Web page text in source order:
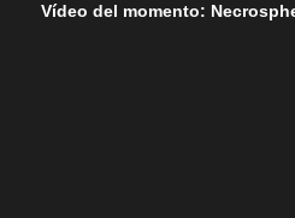
Vídeo del momento: